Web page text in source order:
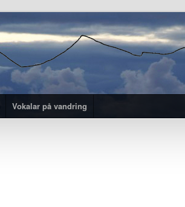
Vokalar på vandring